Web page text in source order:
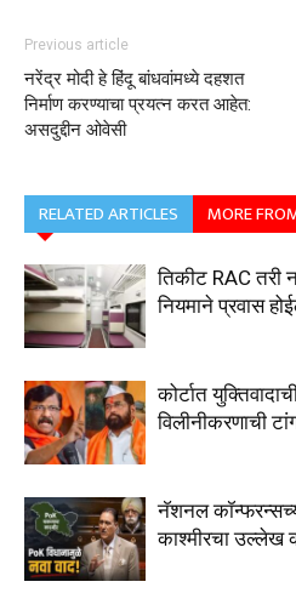
Previous article
नरेंद्र मोदी हे हिंदू बांधवांमध्ये दहशत
निर्माण करण्याचा प्रयत्न करत आहेत:
असदुद्दीन ओवेसी
RELATED ARTICLES MORE
तिकीट RAC तरी
नियमाने प्रवास
कोर्टात
विलीनीकरणाची
नॅशनल
काश्मीरचा उल्लेख